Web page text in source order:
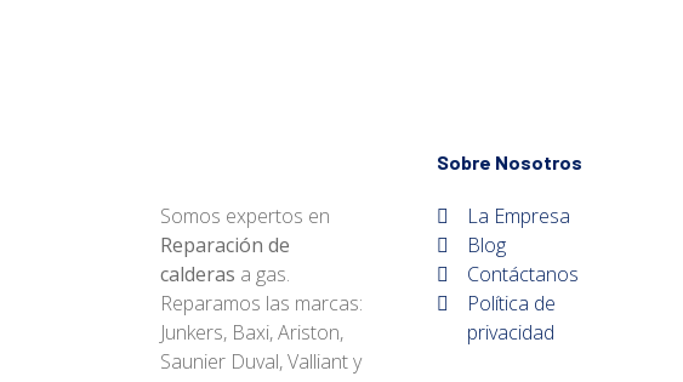
Somos expertos en
Reparación de
calderas a gas.
Reparamos las marcas:
Junkers, Baxi, Ariston,
Saunier Duval, Valliant y
Sobre Nosotros
La Empresa
Blog
Contáctanos
Política de
privacidad